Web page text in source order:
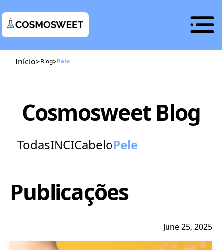
Início>Blog>Pele
Cosmosweet Blog
TodasINCICabeloPele
Publicações
June 25, 2025